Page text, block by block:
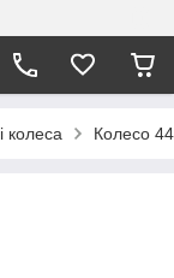
колеса Колесо